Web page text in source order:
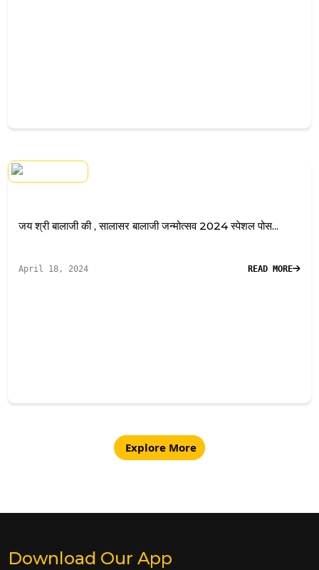
जय श्री बालाजी की , सालासर बालाजी जन्मोत्सव 2024 स्पेशल पोस...
April 18, 2024 READ MORE
Explore More
Download Our App